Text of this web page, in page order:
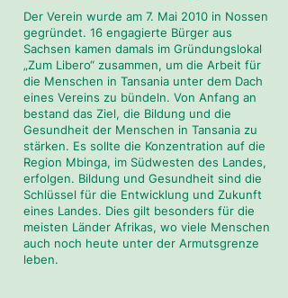
Der Verein wurde am 7. Mai 2010 in Nossen
gegründet. 16 engagierte Bürger aus
Sachsen kamen damals im Gründungslokal
„Zum Libero“ zusammen, um die Arbeit für
die Menschen in Tansania unter dem Dach
eines Vereins zu bündeln. Von Anfang an
bestand das Ziel, die Bildung und die
Gesundheit der Menschen in Tansania zu
stärken. Es sollte die Konzentration auf die
Region Mbinga, im Südwesten des Landes,
erfolgen. Bildung und Gesundheit sind die
Schlüssel für die Entwicklung und Zukunft
eines Landes. Dies gilt besonders für die
meisten Länder Afrikas, wo viele Menschen
auch noch heute unter der Armutsgrenze
leben.